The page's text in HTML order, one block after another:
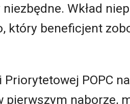
Wkład
który beneficjent
POPC
naborze,